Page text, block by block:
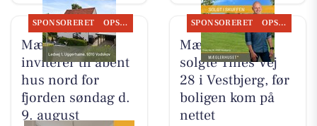
SPONSORERET OPSLAGSTAVLEN
Mæglerhuset
inviterer til åbent
hus nord for
fjorden søndag d.
9. august
SPONSORERET OPSLAGSTAVLEN
Mæglerhuset
solgte Tines Vej
28 i Vestbjerg, før
boligen kom på
nettet